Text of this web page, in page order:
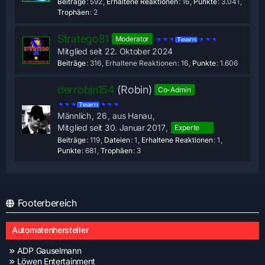
Trophäen 2
Stratego81 Moderator
Mitglied seit 22. Oktober 2024
Beiträge 316 Erhaltene Reaktionen 16 Punkte 1.606
derrobin154 (Robin) Co-Admin
Männlich 26
aus Hanau
Mitglied seit 30. Januar 2017
Experte
Beiträge 119 Dateien 1 Erhaltene Reaktionen 1
Punkte 681 Trophäen 3
Footerbereich
Automatenhersteller
ADP Gauselmann
Löwen Entertainment